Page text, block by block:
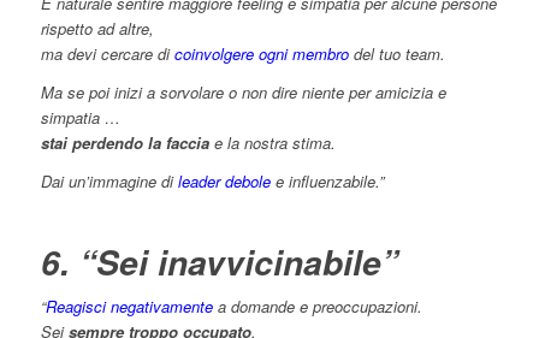
rispetto ad altre,
ma devi cercare dicoinvolgere ogni membrodel tuo team.
Ma se poi inizi a sorvolare o non dire niente per amicizia e
simpatia …
stai perdendo la facciae la nostra stima.
Dai un’immagine dileader debolee influenzabile.”
6. “Sei inavvicinabile”
“Reagisci negativamentea domande e preoccupazioni.
Seisempre troppo occupato.